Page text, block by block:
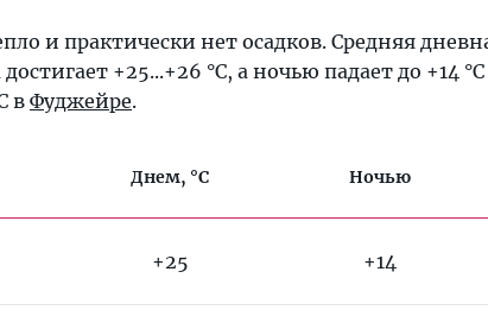
и практически нет осадков. Средняя
+25...+26 °C, а ночью падает до +14
в Фуджейре.
Днем, °C Ночью
+25 +14